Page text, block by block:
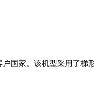
国家。该机型采用了